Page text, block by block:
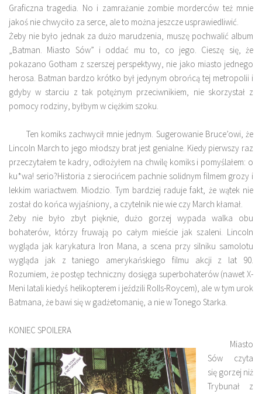
Graficzna tragedia. No i zamrażanie zombie morderców też mnie
jakoś nie chwyciło za serce, ale to można jeszcze usprawiedliwić.
Żeby nie było jednak za dużo marudzenia, muszę pochwalić album
„Batman. Miasto Sów” i oddać mu to, co jego. Cieszę się, że
pokazano Gotham z szerszej perspektywy, nie jako miasto jednego
herosa. Batman bardzo krótko był jedynym obrońcą tej metropolii i
gdyby w starciu z tak potężnym przeciwnikiem, nie skorzystał z
pomocy rodziny, byłbym w ciężkim szoku.
Ten komiks zachwycił mnie jednym. Sugerowanie Bruce’owi, że
Lincoln March to jego młodszy brat jest genialne. Kiedy pierwszy raz
przeczytałem te kadry, odłożyłem na chwilę komiks i pomyślałem: o
ku*wa! serio?Historia z sierocińcem pachnie solidnym filmem grozy i
lekkim wariactwem. Miodzio. Tym bardziej raduje fakt, że wątek nie
został do końca wyjaśniony, a czytelnik nie wie czy March kłamał.
Żeby nie było zbyt pięknie, dużo gorzej wypada walka obu
bohaterów, którzy fruwają po całym mieście jak szaleni. Lincoln
wygląda jak karykatura Iron Mana, a scena przy silniku samolotu
wygląda jak z taniego amerykańskiego filmu akcji z lat 90.
Rozumiem, że postęp techniczny dosięga superbohaterów (nawet X-
Meni latali kiedyś helikopterem i jeździli Rolls-Roycem), ale w tym urok
Batmana, że bawi się w gadżetomanię, a nie w Tonego Starka.
KONIEC SPOILERA
Miasto
Sów czyta
się gorzej niż
Trybunał z